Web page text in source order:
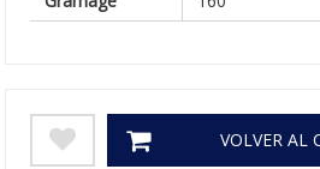
VOLVER AL